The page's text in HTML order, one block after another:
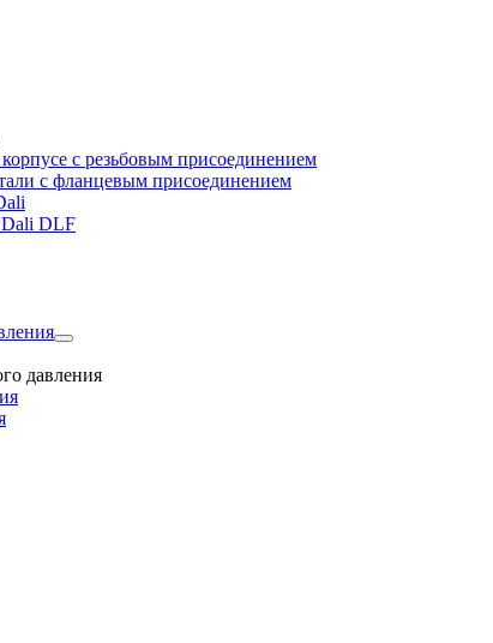
с резьбовым присоединением
с фланцевым присоединением
Dali DLF
давления